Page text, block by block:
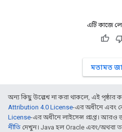
এটি কাজে
মতামত
অন্য কিছু উল্লেখ না করা থাকলে, এই পৃষ্ঠার
Attribution 4.0 License-এর অধীনে এবং
License-এর অধীনে লাইসেন্স প্রাপ্ত। আরও
নীতি দেখুন। Java হল Oracle এবং/অথবা